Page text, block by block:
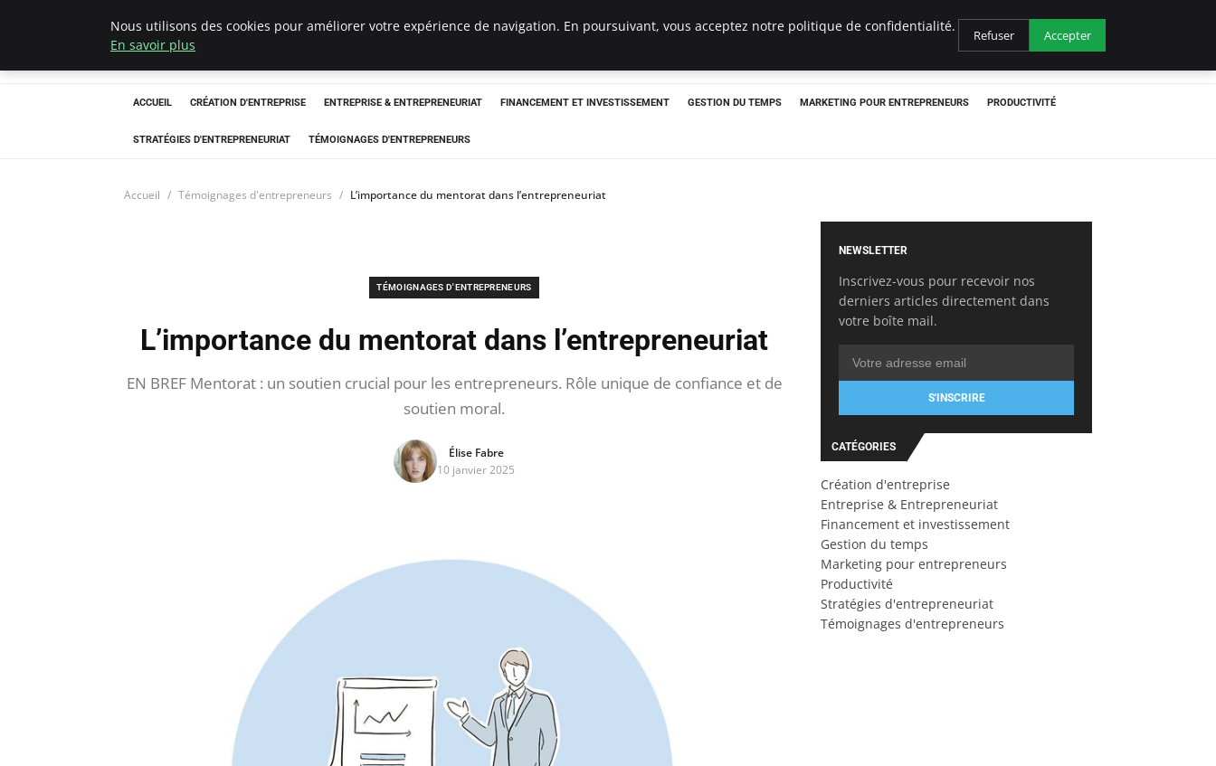
LECFCM
ACCUEIL CRÉATION D'ENTREPRISE ENTREPRISE & ENTREPRENEURIAT FINANCEMENT ET INVESTISSEMENT GESTION DU TEMPS MARKETING POUR ENTREPRENEURS PRODUCTIVITÉ
STRATÉGIES D'ENTREPRENEURIAT TÉMOIGNAGES D'ENTREPRENEURS
Accueil Témoignages d'entrepreneurs L’importance du mentorat dans l’entrepreneuriat
TÉMOIGNAGES D'ENTREPRENEURS
L’importance du mentorat dans l’entrepreneuriat
EN BREF Mentorat : un soutien crucial pour les entrepreneurs. Rôle unique de confiance et de
soutien moral.
Élise Fabre
10 janvier 2025
NEWSLETTER
Inscrivez-vous pour recevoir nos
derniers articles directement dans
votre boîte mail.
S'INSCRIRE
CATÉGORIES
Création d'entreprise
Entreprise & Entrepreneuriat
Financement et investissement
Gestion du temps
Marketing pour entrepreneurs
Productivité
Stratégies d'entrepreneuriat
Témoignages d'entrepreneurs
Nous utilisons des cookies pour améliorer votre expérience de navigation. En poursuivant, vous acceptez notre politique de confidentialité.
En savoir plus
Refuser Accepter